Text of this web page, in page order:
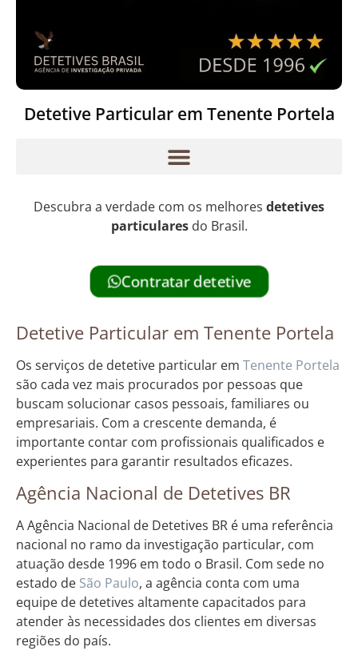
Detetive Particular em Tenente Portela
Descubra a verdade com os melhores detetives
particularesdo Brasil.
Contratar detetive
Detetive Particular em Tenente Portela
Os serviços de detetive particular em Tenente Portela
são cada vez mais procurados por pessoas que
buscam solucionar casos pessoais, familiares ou
empresariais. Com a crescente demanda, é
importante contar com profissionais qualificados e
experientes para garantir resultados eficazes.
Agência Nacional de Detetives BR
A Agência Nacional de Detetives BR é uma referência
nacional no ramo da investigação particular, com
atuação desde 1996 em todo o Brasil. Com sede no
estado de São Paulo, a agência conta com uma
equipe de detetives altamente capacitados para
atender às necessidades dos clientes em diversas
regiões do país.